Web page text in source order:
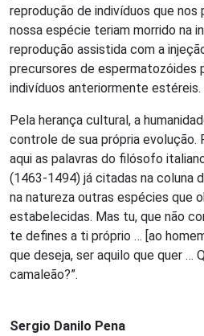
reprodução de indivíduos que nos
nossa espécie teriam morrido na
reprodução assistida com a
precursores de espermatozóides
indivíduos anteriormente estéreis.
Pela herança cultural, a
controle de sua própria evolução.
aqui as palavras do filósofo
(1463-1494) já citadas na coluna
na natureza outras espécies que
estabelecidas. Mas tu, que não
te defines a ti próprio … [ao
que deseja, ser aquilo que quer …
camaleão?”.
Sergio Danilo Pena